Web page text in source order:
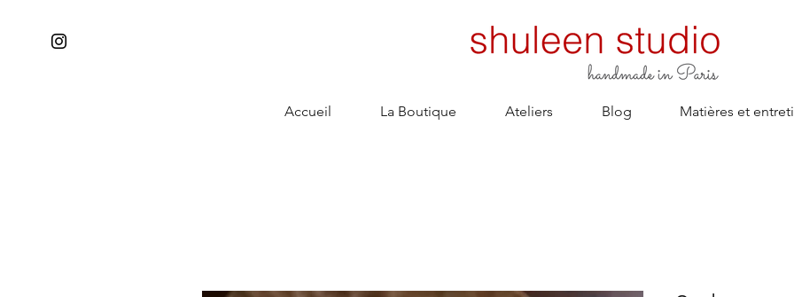
Accueil La Boutique Ateliers Blog Matières et